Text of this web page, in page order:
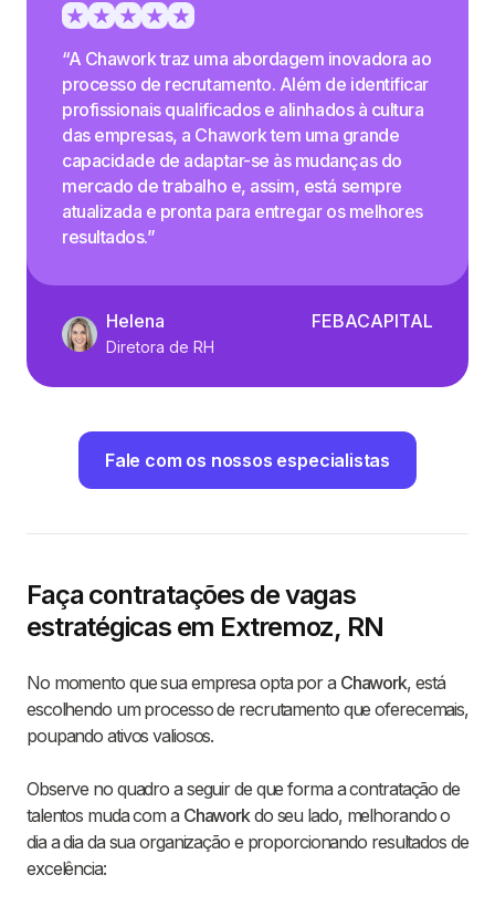
“A Chawork traz uma abordagem inovadora ao
processo de recrutamento. Além de identificar
profissionais qualificados e alinhados à cultura
das empresas, a Chawork tem uma grande
capacidade de adaptar-se às mudanças do
mercado de trabalho e, assim, está sempre
atualizada e pronta para entregar os melhores
resultados.”
Helena
Diretora de RH
FEBACAPITAL
Fale com os nossos especialistas
Faça contratações de vagas
estratégicas em Extremoz, RN
No momento que sua empresa opta por a Chawork, está
escolhendo um processo de recrutamento que oferecemais,
poupando ativos valiosos.
Observe no quadro a seguir de que forma a contratação de
talentos muda com a Chaworkdo seu lado, melhorando o
dia a dia da sua organização e proporcionando resultados de
excelência: